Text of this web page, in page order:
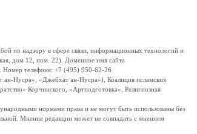
по надзору в сфере связи, информационных технологий и
дом 12, пом. 22). Доменное имя сайта
Номер телефона: +7 (495) 950-62-26
Нусра», «Джебхат ан-Нусра»), Коалиция исламских
Корчинского, «Артподготовка», Религиозная
нормами права и не могут быть использованы без
Мнение редакции может не совпадать с мнением